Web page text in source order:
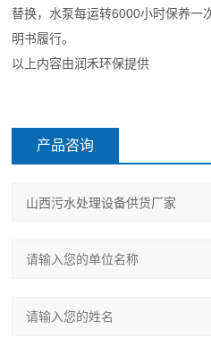
替换，水泵每运转6000小时保养一
明书履行。
以上内容由润禾环保提供
产品咨询